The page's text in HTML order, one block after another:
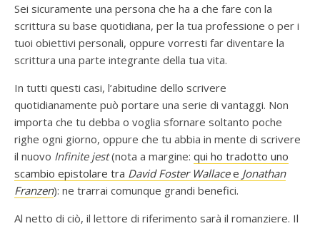
Sei sicuramente una persona che ha a che fare con la
scrittura su base quotidiana, per la tua professione o per i
tuoi obiettivi personali, oppure vorresti far diventare la
scrittura una parte integrante della tua vita.
In tutti questi casi, l’abitudine dello scrivere
quotidianamente può portare una serie di vantaggi. Non
importa che tu debba o voglia sfornare soltanto poche
righe ogni giorno, oppure che tu abbia in mente di scrivere
il nuovo Infinite jest(nota a margine: qui ho tradotto uno
scambio epistolare tra David Foster Wallacee Jonathan
Franzen): ne trarrai comunque grandi benefici.
Al netto di ciò, il lettore di riferimento sarà il romanziere. Il